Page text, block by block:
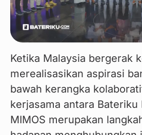
Ketika Malaysia bergerak
merealisasikan aspirasi
bawah kerangka
kerjasama antara Bateriku
MIMOS merupakan